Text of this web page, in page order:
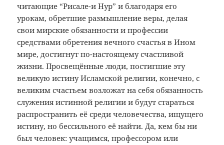
читающие “Рисале-и Нур” и благодаря его
урокам, обретшие размышление веры, делая
свои мирские обязанности и профессии
средствами обретения вечного счастья в Ином
мире, достигнут по-настоящему счастливой
жизни. Просвещённые люди, постигшие эту
великую истину Исламской религии, конечно, с
великим счастьем возложат на себя обязанность
служения истинной религии и будут стараться
распространить её среди человечества, ищущего
истину, но бессильного её найти. Да, кем бы ни
был человек: учащимся, профессором или